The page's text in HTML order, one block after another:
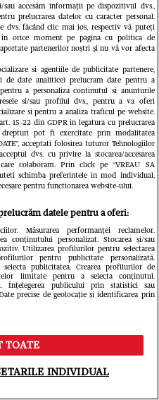
accesăm informații pe dispozitivul dvs.,
prelucrarea datelor cu caracter personal.
dvs. făcând clic mai jos, respectiv vă puteți
orice moment pe pagina cu politica de
partenerilor noștri și nu vă vor afecta
si agentiile de publicitate partenere,
date analitice) prelucram date pentru a
a personaliza continutul si anunturile
si/sau profilul dvs., pentru a va oferi
si pentru a analiza traficul pe website.
15-22 din GDPR in legatura cu prelucrarea
drepturi pot fi exercitate prin modalitatea
acceptati folosirea tuturor Tehnologiilor
dvs. cu privire la stocarea/accesarea
colaboram. Prin click pe “VREAU SA
schimba preferintele in mod individual,
pentru functionarea website-ului.
datele pentru a oferi:
Măsurarea performanței reclamelor.
conținutului personalizat. Stocarea și/sau
Utilizarea profilurilor pentru selectarea
pentru publicitate personalizată.
publicitatea. Crearea profilurilor de
limitate pentru a selecta conținutul.
Înțelegerea publicului prin statistici sau
precise de geolocație și identificarea prin
TOATE
INDIVIDUAL